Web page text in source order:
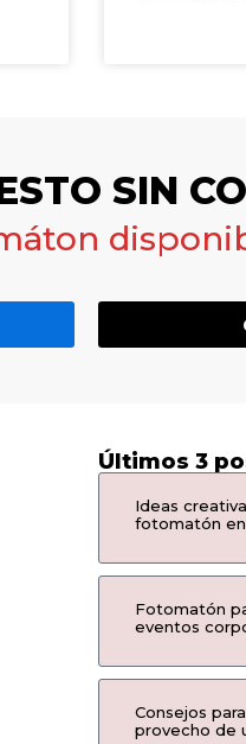
SIN
Últimos 3
Ideas
fotomatón
Fotomatón
eventos
Consejos
provecho de